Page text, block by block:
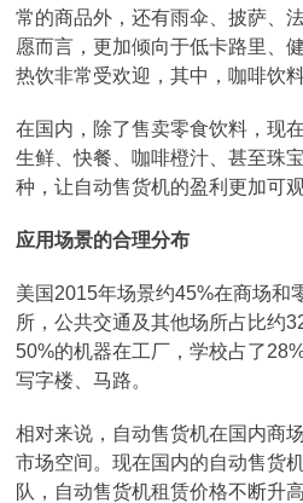
常的商品外，还有雨伞、披萨、
愿而言，更加倾向于低卡路里、
热饮非常受欢迎，其中，咖啡饮
在国内，除了售卖零食饮料，现
生鲜、快餐、咖啡橙汁、甚至珠
种，让自动售货机的盈利更加可观
应用场景的合理分布
美国2015年场景约45%在商场和
所，公共交通及其他场所占比约
50%的机器在工厂，学校占了
写字楼、马路。
相对来说，自动售货机在国内商
市场空间。现在国内的自动售货
队，自动售货机租赁价格不断升